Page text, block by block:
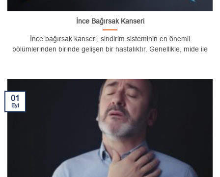
İnce Bağırsak Kanseri
İnce bağırsak kanseri, sindirim sisteminin en önemli
bölümlerinden birinde gelişen bir hastalıktır. Genellikle, mide ile
01
Eyl